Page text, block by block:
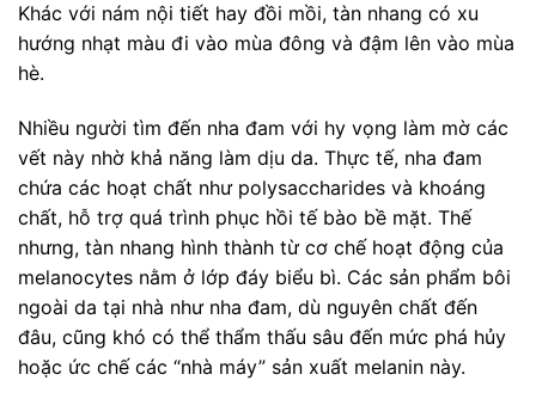
Khác với nám nội tiết hay đồi mồi, tàn nhang có xu
hướng nhạt màu đi vào mùa đông và đậm lên vào mùa
hè.
Nhiều người tìm đến nha đam với hy vọng làm mờ các
vết này nhờ khả năng làm dịu da. Thực tế, nha đam
chứa các hoạt chất như polysaccharides và khoáng
chất, hỗ trợ quá trình phục hồi tế bào bề mặt. Thế
nhưng, tàn nhang hình thành từ cơ chế hoạt động của
melanocytes nằm ở lớp đáy biểu bì. Các sản phẩm bôi
ngoài da tại nhà như nha đam, dù nguyên chất đến
đâu, cũng khó có thể thẩm thấu sâu đến mức phá hủy
hoặc ức chế các “nhà máy” sản xuất melanin này.